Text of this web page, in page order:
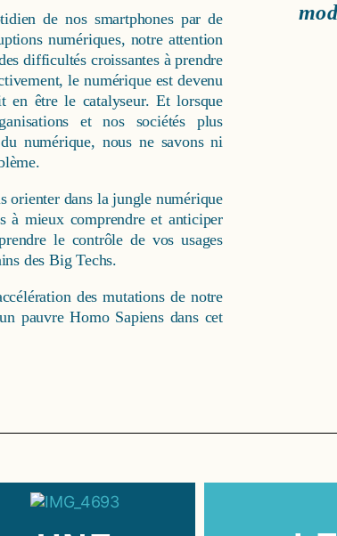
de nos smartphones par de
numériques, notre attention
difficultés croissantes à prendre
le numérique est devenu
en être le catalyseur. Et lorsque
et nos sociétés plus
numérique, nous ne savons ni
orienter dans la jungle numérique
à mieux comprendre et anticiper
le contrôle de vos usages
des Big Techs.
des mutations de notre
pauvre Homo Sapiens dans cet